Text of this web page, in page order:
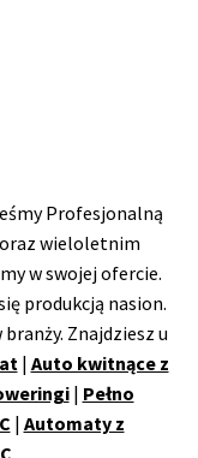
Profesjonalną
wieloletnim
w swojej ofercie.
produkcją nasion.
Znajdziesz u
| Auto kwitnące z
| Pełno
| Automaty z